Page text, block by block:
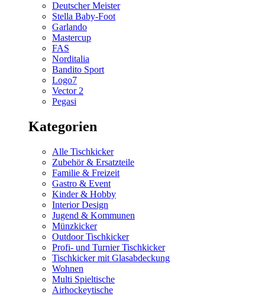
Deutscher Meister
Stella Baby-Foot
Garlando
Mastercup
FAS
Norditalia
Bandito Sport
Logo7
Vector 2
Pegasi
Kategorien
Alle Tischkicker
Zubehör & Ersatzteile
Familie & Freizeit
Gastro & Event
Kinder & Hobby
Interior Design
Jugend & Kommunen
Münzkicker
Outdoor Tischkicker
Profi- und Turnier Tischkicker
Tischkicker mit Glasabdeckung
Wohnen
Multi Spieltische
Airhockeytische